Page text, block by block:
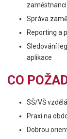
zaměstnanci
Správa
Reporting a
Sledování
aplikace
CO
SŠ/VŠ
Praxi na
Dobrou